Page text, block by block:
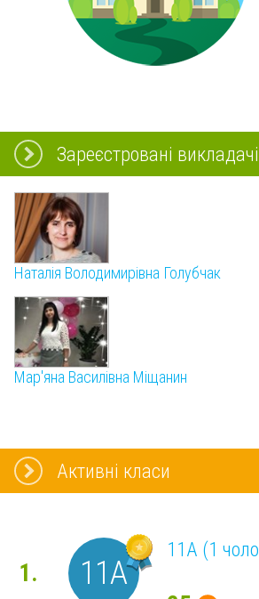
Зареєстровані викладачі
Наталія Володимирівна Голубчак
Мар'яна Василівна Міщанин
Активні класи
1. 11А
11А (1